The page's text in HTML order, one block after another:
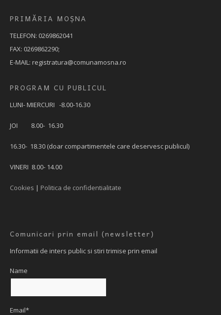
PRIMĂRIA MOȘNA
TELEFON: 0269862041
FAX: 0269862290;
E-MAIL: registratura@comunamosna.ro
PROGRAM CU PUBLICUL
LUNI- MIERCURI -8.00-16.30
JOI 8.00- 16.30
16.30- 18.30 (doar compartimentele care deservesc publicul)
VINERI 8.00- 14.00
Cookies | Politica de confidentialitate
Comunicari prin email (newsletter)
Informatii de inters public si stiri trimise prin email
Name
Email*